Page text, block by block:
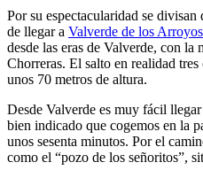
Por su espectacularidad se divisan
de llegar a Valverde de los Arroyos
desde las eras de Valverde, con
Chorreras. El salto en realidad tres
unos 70 metros de altura.
Desde Valverde es muy fácil
bien indicado que cogemos en la
unos sesenta minutos. Por el
como el “pozo de los señoritos”,